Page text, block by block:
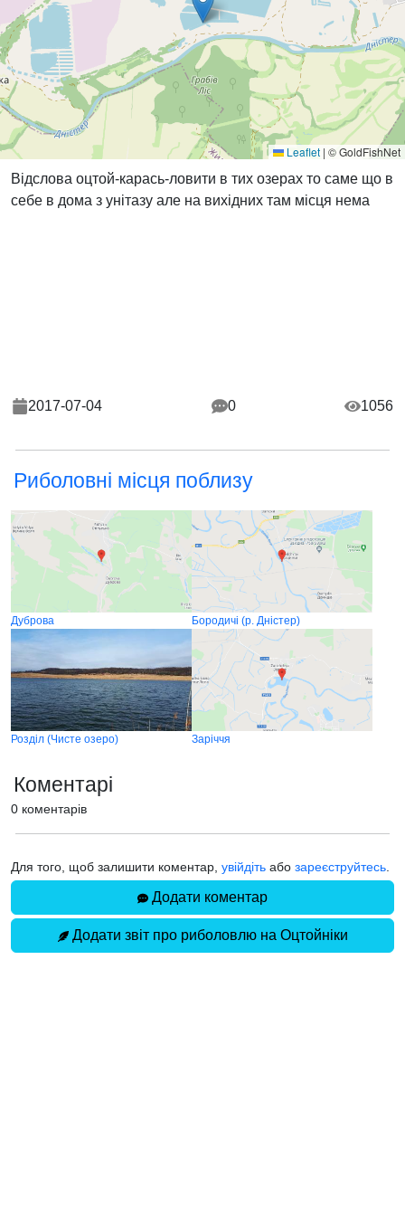
Leaflet | © GoldFishNet
Відслова оцтой-карась-ловити в тих озерах то саме що в
себе в дома з унітазу але на вихідних там місця нема
2017-07-04 0 1056
Риболовні місця поблизу
Дуброва Бородичі (р. Дністер)
Розділ (Чисте озеро) Заріччя
Коментарі
0 коментарів
Для того, щоб залишити коментар, увійдіть або зареєструйтесь
Додати коментар
Додати звіт про риболовлю на Оцтойніки